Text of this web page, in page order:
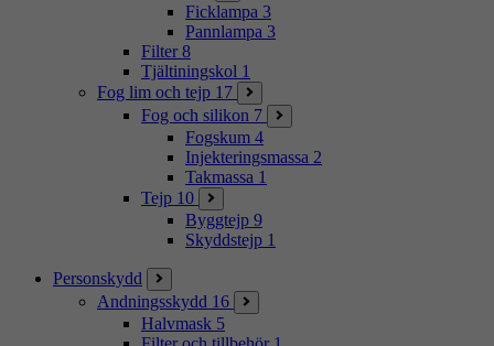
Ficklampa 3
Pannlampa 3
Filter 8
Tjältiningskol 1
Fog lim och tejp 17
Fog och silikon 7
Fogskum 4
Injekteringsmassa 2
Takmassa 1
Tejp 10
Byggtejp 9
Skyddstejp 1
Personskydd
Andningsskydd 16
Halvmask 5